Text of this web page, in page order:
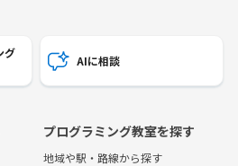
グ
AIに相談
プログラミング教室を探す
地域や駅・路線から探す